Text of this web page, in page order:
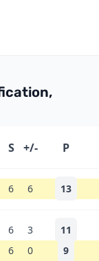
S +/- P
6 6 13
6 3 11
6 0 9